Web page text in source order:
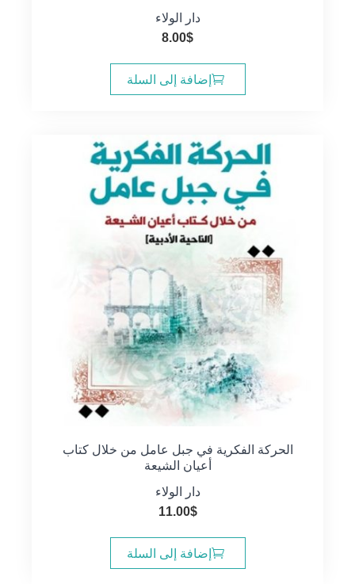
دار الولاء
8.00$
إضافة إلى السلة
الحركة الفكرية في جبل عامل من خلال كتاب
أعيان الشيعة
دار الولاء
11.00$
إضافة إلى السلة